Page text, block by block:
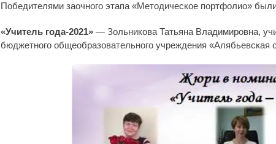
Победителями заочного этапа «Методическое портфолио»
«Учитель года-2021» — Зольникова Татьяна Владимировна,
бюджетного общеобразовательного учреждения